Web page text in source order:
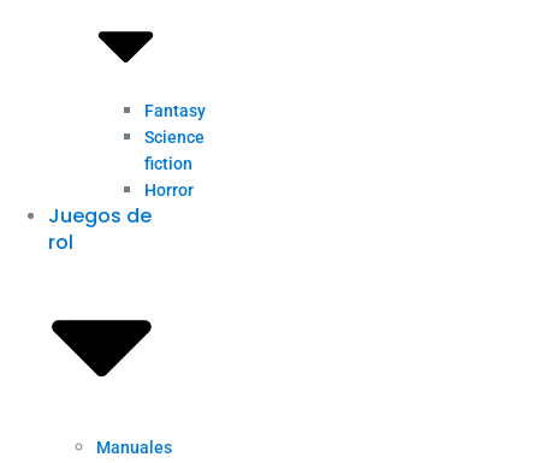
Fantasy
Science
fiction
Horror
Juegos de
rol
Manuales